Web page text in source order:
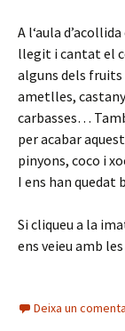
A l‘aula
llegit i cantat el
alguns dels fruits
ametlles,
carbasses…
per acabar
pinyons, coco i
I ens han quedat
Si cliqueu a la
ens veieu amb
Deixa un